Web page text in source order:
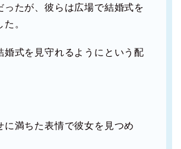
ったが、彼らは広場で結婚式を
。
婚式を見守れるようにという配
に満ちた表情で彼女を見つめ